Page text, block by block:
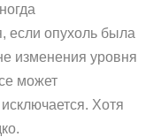
если опухоль была
изменения уровня
может
Хотя